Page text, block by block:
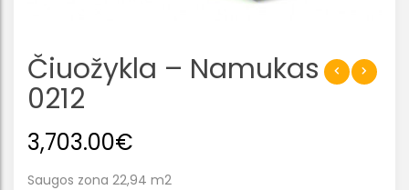
Čiuožykla – Namukas
0212
3,703.00€
Saugos zona 22,94 m2